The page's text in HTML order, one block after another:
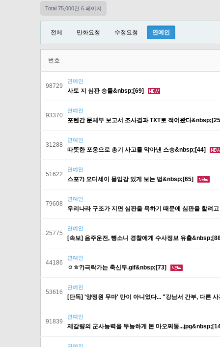
Total 75,000건 6 페이지
전체 만화요청 수정요청 연예인
번호
98729
연예인
사토 지 심판 승률&nbsp;[69]
93370
연예인
포텐간 문체부 보고서 조사결과 TXT로 적어왔다
31288
연예인
따뜻한 포옹으로 총기 사고를 막아낸 스승&nbsp;[44]
51622
연예인
스포?) 오디세이 몰입감 있게 보는 법&nbsp;[65]
79608
연예인
우리나라 구조가 지면 심판을 욕하기 때문에 심판을 할려
25775
연예인
[속보] 음주운전, 뺑소니 경찰에게 수사정보 유출
44186
연예인
ㅇㅎ?)극락가는 축신두.gif&nbsp;[73]
53616
연예인
[단독] '양정원 무마' 만이 아니었다... "강남서 간부, 다른
91839
연예인
제갈량의 군사능력을 무능하게 본 마오쩌둥